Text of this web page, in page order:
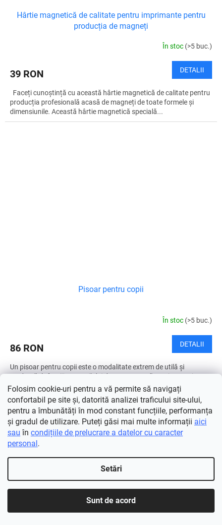
Folosim cookie-uri pentru a vă permite să navigați
confortabil pe site și, datorită analizei traficului site-ului,
pentru a îmbunătăți în mod constant funcțiile, performanța
și gradul de utilizare. Puteți găsi mai multe informații aici
sau în condițiile de prelucrare a datelor cu caracter
personal.
Setări
Sunt de acord
Hârtie magnetică de calitate pentru imprimante pentru
producția de magneți
În stoc (>5 buc.)
39 RON DETALII
Faceți cunoștință cu această hârtie magnetică de calitate pentru
producția profesională acasă de magneți de toate formele și
dimensiunile. Această hârtie magnetică specială...
Pisoar pentru copii
În stoc (>5 buc.)
86 RON DETALII
Un pisoar pentru copii este o modalitate extrem de utilă și
modernă de îngrijire a copilului dumneavoastră. Devine un ajutor
indispensabil pentru a-ți învăța copilul cum să...
Tip